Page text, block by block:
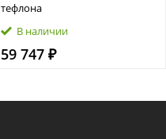
тефлона
В наличии
59 747 ₽